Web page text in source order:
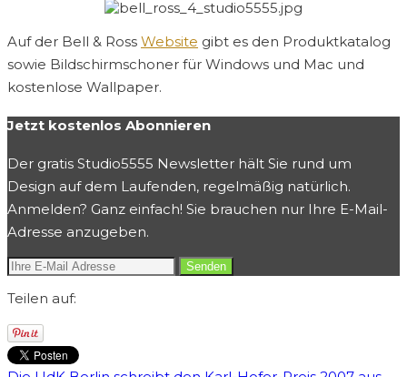
Auf der Bell & Ross Website gibt es den Produktkatalog
sowie Bildschirmschoner für Windows und Mac und
kostenlose Wallpaper.
Jetzt kostenlos Abonnieren
Der gratis Studio5555 Newsletter hält Sie rund um
Design auf dem Laufenden, regelmäßig natürlich.
Anmelden? Ganz einfach! Sie brauchen nur Ihre E-Mail-
Adresse anzugeben.
Teilen auf: